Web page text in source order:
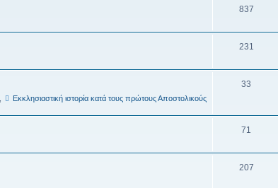
837
231
Εκκλησιαστική ιστορία κατά τους πρώτους Αποστολικούς
33
71
207